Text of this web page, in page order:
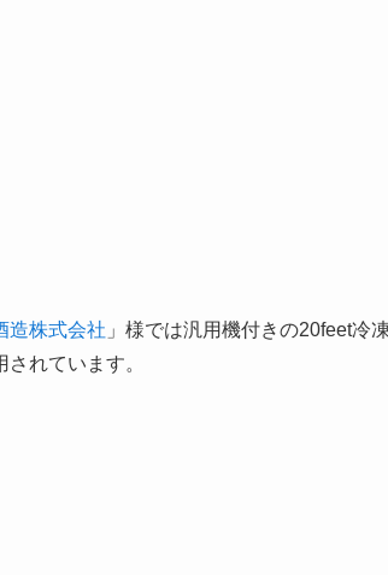
造株式会社 」様では汎用機付きの20feet冷
れています。